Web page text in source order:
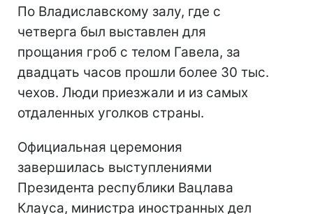
По Владиславскому залу, где с
четверга был выставлен для
прощания гроб с телом Гавела, за
двадцать часов прошли более 30 тыс.
чехов. Люди приезжали и из самых
отдаленных уголков страны.
Официальная церемония
завершилась выступлениями
Президента республики Вацлава
Клауса, министра иностранных дел